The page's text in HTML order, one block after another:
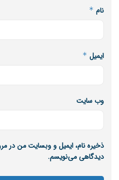
نام *
ایمیل *
وب‌ سایت
ذخیره نام، ایمیل و وبسایت من در
دیدگاهی می‌نویسم.